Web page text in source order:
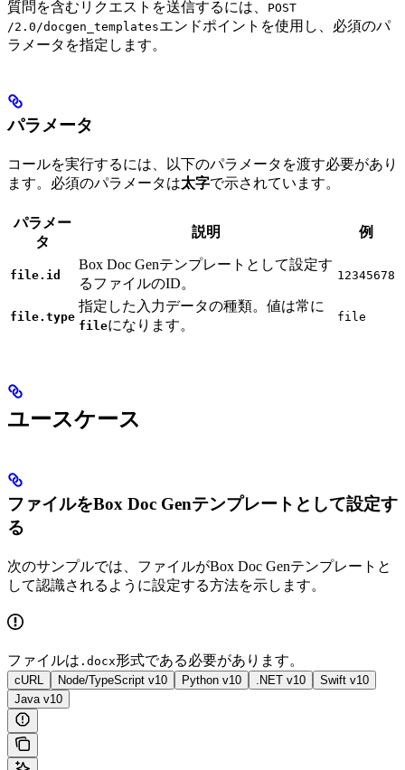
質問を含むリクエストを送信するには、
POST
/2.0/docgen_templatesエンドポイントを使用し、必須のパ
ラメータを指定します。
パラメータ
コールを実行するには、以下のパラメータを渡す必要があり
ます。必須のパラメータは太字で示されています。
パラメー
タ
説明 例
file.id
Box Doc Genテンプレートとして設定す
るファイルのID。
12345678
file.type
指定した入力データの種類。値は常に
fileになります。
file
ユースケース
ファイルをBox Doc Genテンプレートとして設定す
る
次のサンプルでは、ファイルがBox Doc Genテンプレートと
して認識されるように設定する方法を示します。
ファイルは .docx形式である必要があります。
cURL Node/TypeScript v10 Python v10 .NET v10
Swift v10
Java v10